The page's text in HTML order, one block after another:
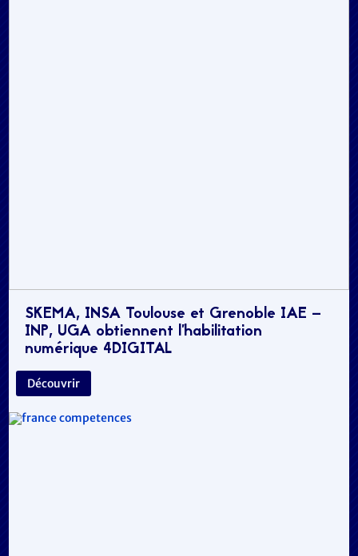
SKEMA, INSA Toulouse et Grenoble IAE –
INP, UGA obtiennent l’habilitation
numérique 4DIGITAL
Découvrir